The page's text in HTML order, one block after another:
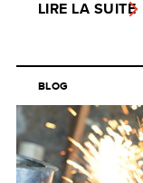
LIRE LA SUITE
BLOG